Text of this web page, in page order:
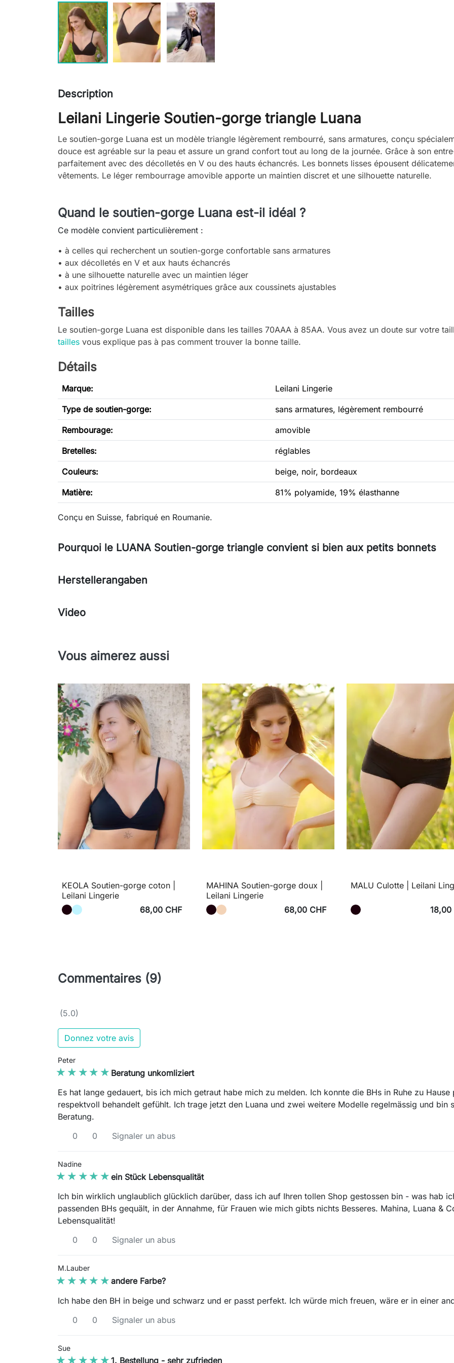
Description
Leilani Lingerie Soutien-gorge triangle Luana
Le soutien-gorge Luana est un modèle triangle légèrement rembourré, sans armatures, conçu
douce est agréable sur la peau et assure un grand confort tout au long de la journée. Grâce à son
parfaitement avec des décolletés en V ou des hauts échancrés. Les bonnets lisses épousent
vêtements. Le léger rembourrage amovible apporte un maintien discret et une silhouette naturelle.
Quand le soutien-gorge Luana est-il idéal ?
Ce modèle convient particulièrement :
• à celles qui recherchent un soutien-gorge confortable sans armatures
• aux décolletés en V et aux hauts échancrés
• à une silhouette naturelle avec un maintien léger
• aux poitrines légèrement asymétriques grâce aux coussinets ajustables
Tailles
Le soutien-gorge Luana est disponible dans les tailles 70AAA à 85AA. Vous avez un doute sur votre
tailles vous explique pas à pas comment trouver la bonne taille.
Détails
Marque: Leilani Lingerie
Type de soutien-gorge: sans armatures, légèrement rembourré
Rembourage: amovible
Bretelles: réglables
Couleurs: beige, noir, bordeaux
Matière: 81% polyamide, 19% élasthanne
Conçu en Suisse, fabriqué en Roumanie.
Pourquoi le LUANA Soutien-gorge triangle convient si bien aux petits bonnets
Herstellerangaben
Video
Vous aimerez aussi
KEOLA Soutien-gorge coton |
Leilani Lingerie
68,00 CHF
MAHINA Soutien-gorge doux |
Leilani Lingerie
68,00 CHF
MALU Culotte | Leilani
18,00
Commentaires (9)
(5.0)
Donnez votre avis
Peter
★★★★★
★★★★★ Beratung unkomliziert
Es hat lange gedauert, bis ich mich getraut habe mich zu melden. Ich konnte die BHs in Ruhe zu
respektvoll behandelt gefühlt. Ich trage jetzt den Luana und zwei weitere Modelle regelmässig und
Beratung.
0
0 Signaler un abus
Nadine
★★★★★
★★★★★ ein Stück Lebensqualität
Ich bin wirklich unglaublich glücklich darüber, dass ich auf Ihren tollen Shop gestossen bin - was hab
passenden BHs gequält, in der Annahme, für Frauen wie mich gibts nichts Besseres. Mahina, Luana &
Lebensqualität!
0
0 Signaler un abus
M.Lauber
★★★★★
★★★★★ andere Farbe?
Ich habe den BH in beige und schwarz und er passt perfekt. Ich würde mich freuen, wäre er in einer
0
0 Signaler un abus
Sue
★★★★★
★★★★★ 1. Bestellung - sehr zufrieden